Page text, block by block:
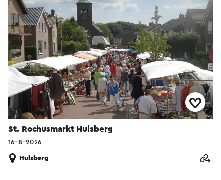
St. Rochusmarkt Hulsberg
16-8-2026
Hulsberg